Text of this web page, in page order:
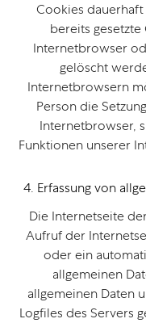
Cookies
bereits
Internetbrowser
gelöscht
Internetbrowsern
Person die
Internetbrowser,
Funktionen unserer
4. Erfassung von
Die Internetseite
Aufruf der
oder ein
allgemeinen
allgemeinen Daten
Logfiles des Servers